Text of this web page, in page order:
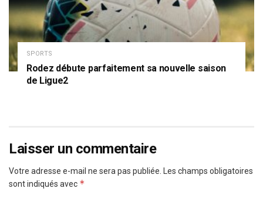
SPORTS
Rodez débute parfaitement sa nouvelle saison
de Ligue2
Laisser un commentaire
Votre adresse e-mail ne sera pas publiée. Les champs obligatoires
sont indiqués avec *